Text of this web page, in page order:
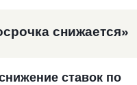
снижается»
ставок по